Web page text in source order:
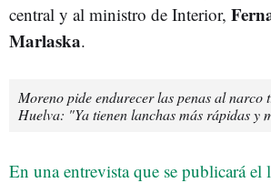
central y al ministro de Interior,
Marlaska.
Moreno pide endurecer las penas al narco
Huelva: "Ya tienen lanchas más rápidas y
En una entrevista que se publicará el